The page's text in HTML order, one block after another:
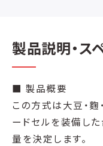
製品説明・ス
■ 製品概要
この方式は大豆・
ードセルを装備し
量を決定します。